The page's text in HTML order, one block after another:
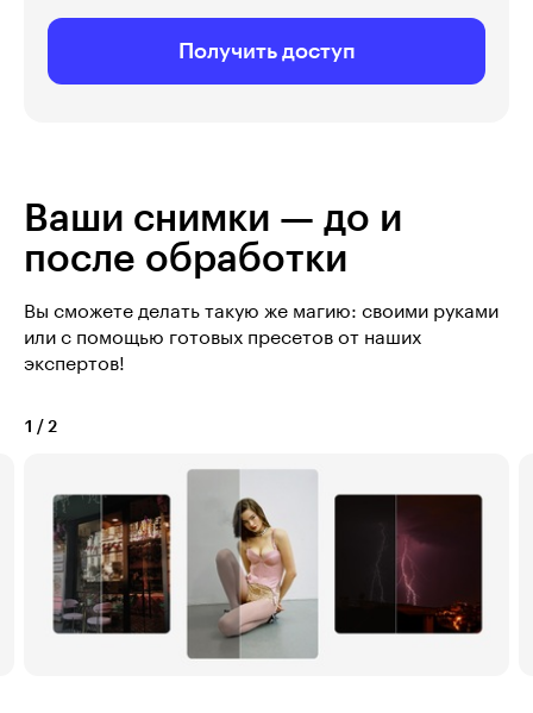
Получить доступ
Ваши снимки — до и
после обработки
Вы сможете делать такую же магию: своими руками
или с помощью готовых пресетов от наших
экспертов!
1 / 2